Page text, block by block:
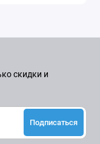
скидки и
Подписаться